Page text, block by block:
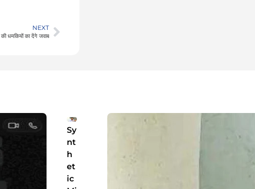
NEXT
धमकियों का देंगे जवाब
Sy
nt
h
et
ic